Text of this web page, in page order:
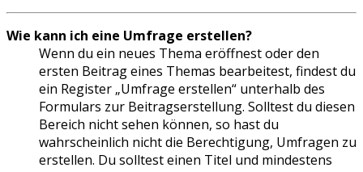
Wie kann ich eine Umfrage erstellen?
Wenn du ein neues Thema eröffnest oder den
ersten Beitrag eines Themas bearbeitest, findest du
ein Register „Umfrage erstellen“ unterhalb des
Formulars zur Beitragserstellung. Solltest du diesen
Bereich nicht sehen können, so hast du
wahrscheinlich nicht die Berechtigung, Umfragen zu
erstellen. Du solltest einen Titel und mindestens